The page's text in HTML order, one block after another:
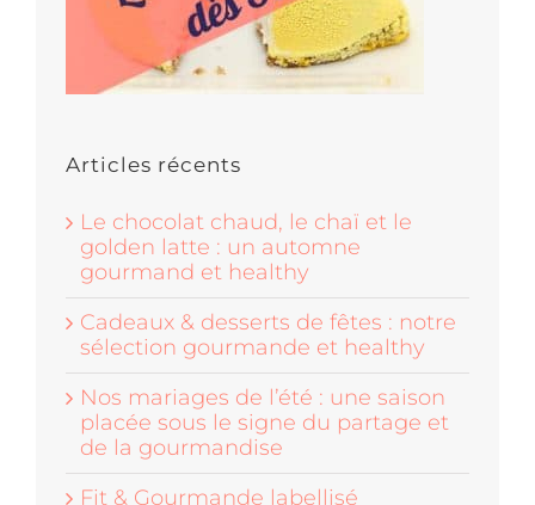
Articles récents
Le chocolat chaud, le chaï et le
golden latte : un automne
gourmand et healthy
Cadeaux & desserts de fêtes : notre
sélection gourmande et healthy
Nos mariages de l’été : une saison
placée sous le signe du partage et
de la gourmandise
Fit & Gourmande labellisé